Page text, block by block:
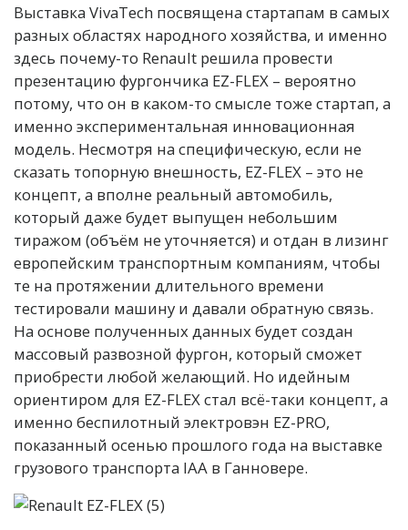
Выставка VivaTech посвящена стартапам в самых
разных областях народного хозяйства, и именно
здесь почему-то Renault решила провести
презентацию фургончика EZ-FLEX – вероятно
потому, что он в каком-то смысле тоже стартап, а
именно экспериментальная инновационная
модель. Несмотря на специфическую, если не
сказать топорную внешность, EZ-FLEX – это не
концепт, а вполне реальный автомобиль,
который даже будет выпущен небольшим
тиражом (объём не уточняется) и отдан в лизинг
европейским транспортным компаниям, чтобы
те на протяжении длительного времени
тестировали машину и давали обратную связь.
На основе полученных данных будет создан
массовый развозной фургон, который сможет
приобрести любой желающий. Но идейным
ориентиром для EZ-FLEX стал всё-таки концепт, а
именно беспилотный электровэн EZ-PRO,
показанный осенью прошлого года на выставке
грузового транспорта IAA в Ганновере.